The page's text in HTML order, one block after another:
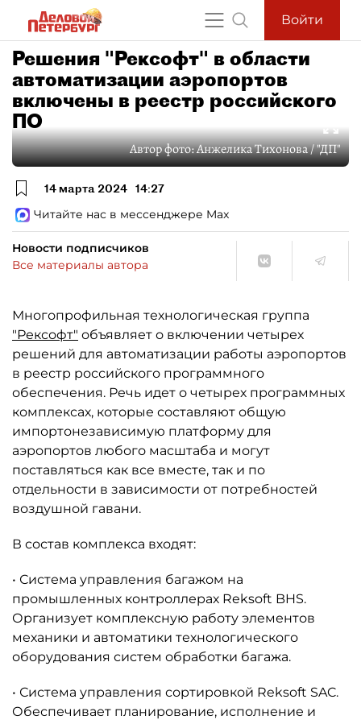
Войти
Решения "Рексофт" в области
автоматизации аэропортов
включены в реестр российского
ПО
Автор фото:Анжелика Тихонова / "ДП"
14 марта 2024 14:27
Читайте нас в мессенджере Max
Новости подписчиков
Все материалы автора
Многопрофильная технологическая группа
"Рексофт" объявляет о включении четырех
решений для автоматизации работы аэропортов
в реестр российского программного
обеспечения. Речь идет о четырех программных
комплексах, которые составляют общую
импортонезависимую платформу для
аэропортов любого масштаба и могут
поставляться как все вместе, так и по
отдельности в зависимости от потребностей
воздушной гавани.
В состав комплекса входят:
• Система управления багажом на
промышленных контроллерах Reksoft BHS.
Организует комплексную работу элементов
механики и автоматики технологического
оборудования систем обработки багажа.
• Система управления сортировкой Reksoft SAC.
Обеспечивает планирование, исполнение и